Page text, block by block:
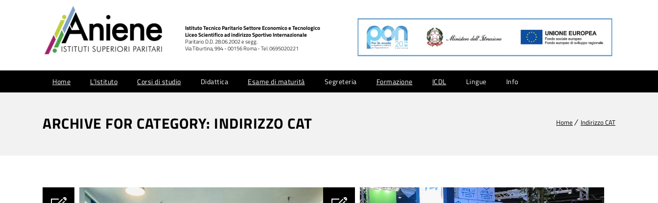
Istituto Tecnico Paritario Settore Economico e Tecnologico
Liceo Scientifico ad indirizzo Sportivo Internazionale
Paritario D.D. 28.06.2002 e segg.
Via Tiburtina, 994 - 00156 Roma - Tel. 0695020221
Home L’Istituto Corsi di studio Didattica Esame di maturità Segreteria Formazione ICDL Lingue Info
ARCHIVE FOR CATEGORY: INDIRIZZO CAT Home Indirizzo CAT